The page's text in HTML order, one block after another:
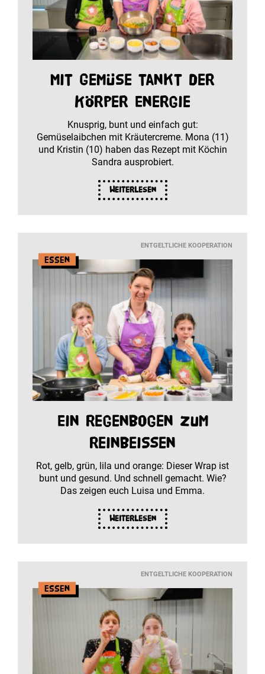
Mit Gemüse tankt der
Körper Energie
Knusprig, bunt und einfach gut:
Gemüselaibchen mit Kräutercreme. Mona (11)
und Kristin (10) haben das Rezept mit Köchin
Sandra ausprobiert.
Weiterlesen
ENTGELTLICHE KOOPERATION
Essen
Ein Regenbogen zum
Reinbeißen
Rot, gelb, grün, lila und orange: Dieser Wrap ist
bunt und gesund. Und schnell gemacht. Wie?
Das zeigen euch Luisa und Emma.
Weiterlesen
ENTGELTLICHE KOOPERATION
Essen